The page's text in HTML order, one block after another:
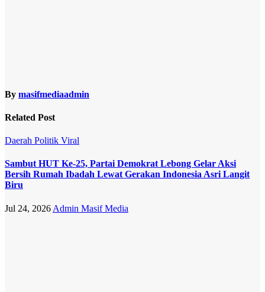
By masifmediaadmin
Related Post
Daerah Politik Viral
Sambut HUT Ke-25, Partai Demokrat Lebong Gelar Aksi
Bersih Rumah Ibadah Lewat Gerakan Indonesia Asri Langit
Biru
Jul 24, 2026 Admin Masif Media